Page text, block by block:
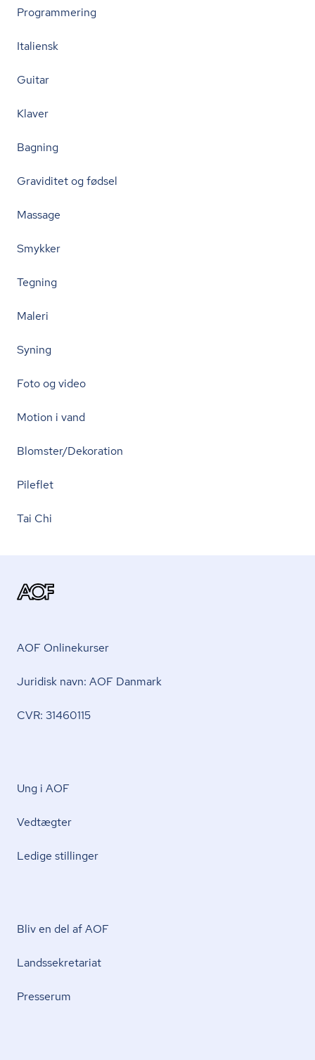
Programmering
Italiensk
Guitar
Klaver
Bagning
Graviditet og fødsel
Massage
Smykker
Tegning
Maleri
Syning
Foto og video
Motion i vand
Blomster/Dekoration
Pileflet
Tai Chi
AOF Onlinekurser
Juridisk navn: AOF Danmark
CVR: 31460115
Ung i AOF
Vedtægter
Ledige stillinger
Bliv en del af AOF
Lands­se­kre­ta­ri­at
Presserum